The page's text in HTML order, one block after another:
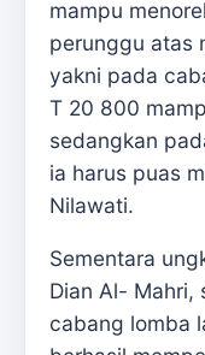
mampu
perunggu atas
yakni pada
T 20 800
sedangkan
ia harus puas
Nilawati.
Sementara
Dian Al- Mahri,
cabang lomba